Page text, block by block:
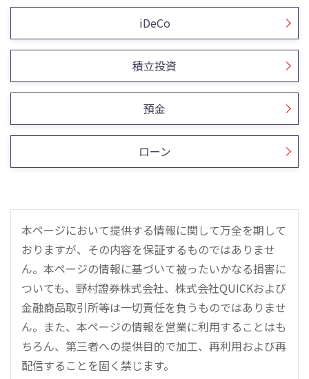
iDeCo
積立投資
預金
ローン
本ページにおいて提供する情報に関して万全を期して
おりますが、その内容を保証するものではありませ
ん。本ページの情報に基づいて被ったいかなる損害に
ついても、野村證券株式会社、株式会社QUICKおよび
金融商品取引所等は一切責任を負うものではありませ
ん。また、本ページの情報を営業に利用することはも
ちろん、第三者への提供目的で加工、再利用および再
配信することを固く禁じます。